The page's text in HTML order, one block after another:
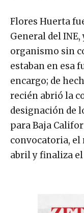
Flores Huerta
General del
organismo sin
estaban en esa
encargo; de
recién abrió la
designación de
para Baja
convocatoria, el
abril y finaliza el